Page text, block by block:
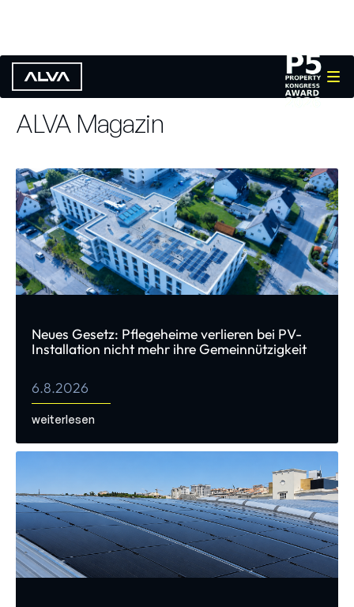
ALVA Magazin
Neues Gesetz: Pflegeheime verlieren bei PV-
Installation nicht mehr ihre Gemeinnützigkeit
6.8.2026
weiterlesen